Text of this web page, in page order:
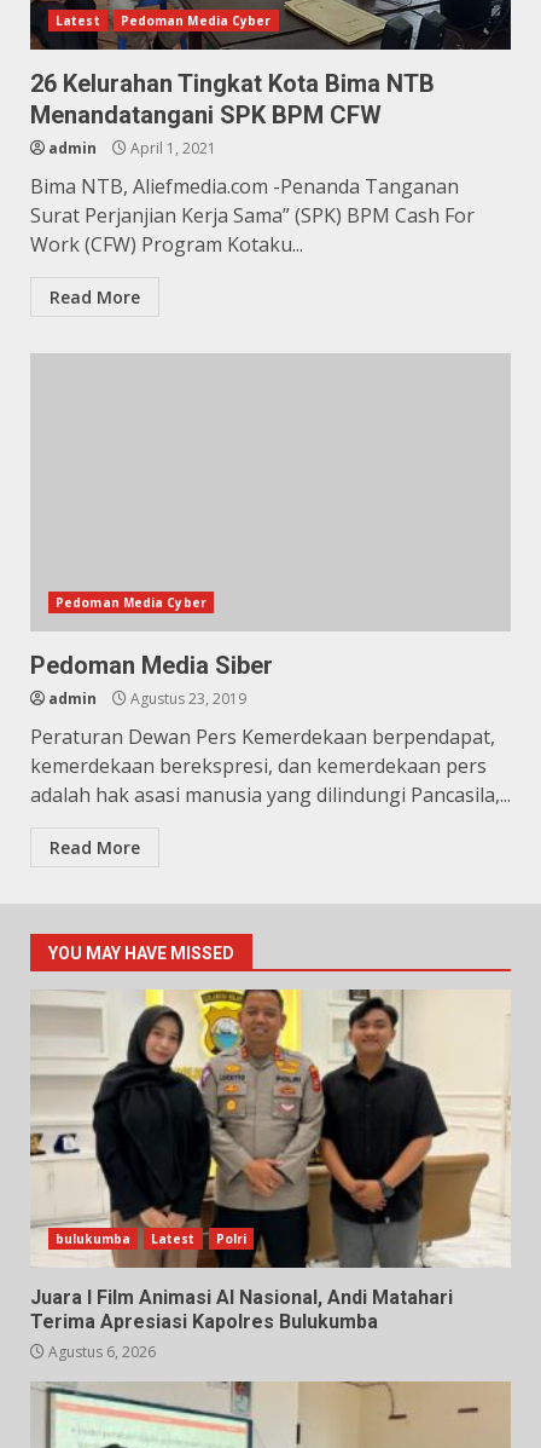
Latest Pedoman Media Cyber
26 Kelurahan Tingkat Kota Bima NTB
Menandatangani SPK BPM CFW
admin April 1, 2021
Bima NTB, Aliefmedia.com -Penanda Tanganan
Surat Perjanjian Kerja Sama” (SPK) BPM Cash For
Work (CFW) Program Kotaku...
Read More
Pedoman Media Cyber
Pedoman Media Siber
admin Agustus 23, 2019
Peraturan Dewan Pers Kemerdekaan berpendapat,
kemerdekaan berekspresi, dan kemerdekaan pers
adalah hak asasi manusia yang dilindungi Pancasila,...
Read More
YOU MAY HAVE MISSED
bulukumba Latest Polri
Juara I Film Animasi AI Nasional, Andi Matahari
Terima Apresiasi Kapolres Bulukumba
Agustus 6, 2026